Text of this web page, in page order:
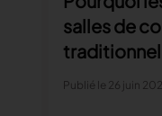
salles de
Publié le 26 juin